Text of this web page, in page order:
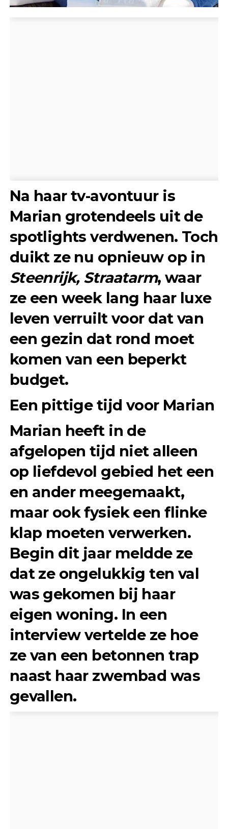
Na haar tv-avontuur is
Marian grotendeels uit de
spotlights verdwenen. Toch
duikt ze nu opnieuw op in
Steenrijk, Straatarm, waar
ze een week lang haar luxe
leven verruilt voor dat van
een gezin dat rond moet
komen van een beperkt
budget.
Een pittige tijd voor Marian
Marian heeft in de
afgelopen tijd niet alleen
op liefdevol gebied het een
en ander meegemaakt,
maar ook fysiek een flinke
klap moeten verwerken.
Begin dit jaar meldde ze
dat ze ongelukkig ten val
was gekomen bij haar
eigen woning. In een
interview vertelde ze hoe
ze van een betonnen trap
naast haar zwembad was
gevallen.